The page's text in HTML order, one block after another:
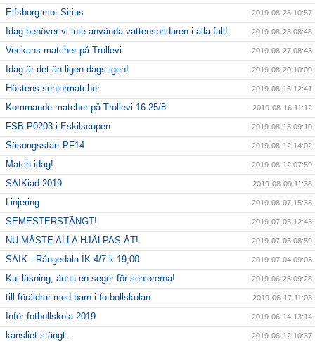
Elfsborg mot Sirius 2019-08-28 10:57
Idag behöver vi inte använda vattenspridaren i alla fall! 2019-08-28 08:48
Veckans matcher på Trollevi 2019-08-27 08:43
Idag är det äntligen dags igen! 2019-08-20 10:00
Höstens seniormatcher 2019-08-16 12:41
Kommande matcher på Trollevi 16-25/8 2019-08-16 11:12
FSB P0203 i Eskilscupen 2019-08-15 09:10
Säsongsstart PF14 2019-08-12 14:02
Match idag! 2019-08-12 07:59
SAIKiad 2019 2019-08-09 11:38
Linjering 2019-08-07 15:38
SEMESTERSTÄNGT! 2019-07-05 12:43
NU MÅSTE ALLA HJÄLPAS ÅT! 2019-07-05 08:59
SAIK - Rångedala IK 4/7 k 19,00 2019-07-04 09:03
Kul läsning, ännu en seger för seniorerna! 2019-06-26 09:28
till föräldrar med barn i fotbollskolan 2019-06-17 11:03
Inför fotbollskola 2019 2019-06-14 13:14
kansliet stängt... 2019-06-12 10:37